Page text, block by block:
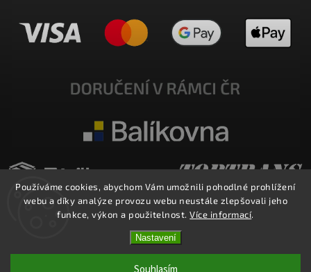
Používáme cookies, abychom Vám umožnili pohodlné prohlížení
webu a díky analýze provozu webu neustále zlepšovali jeho
funkce, výkon a použitelnost.Více informací.
Nastavení
E-SHOP MILATA. Všechna práva vyhrazena.
Upravit nastavení cookies